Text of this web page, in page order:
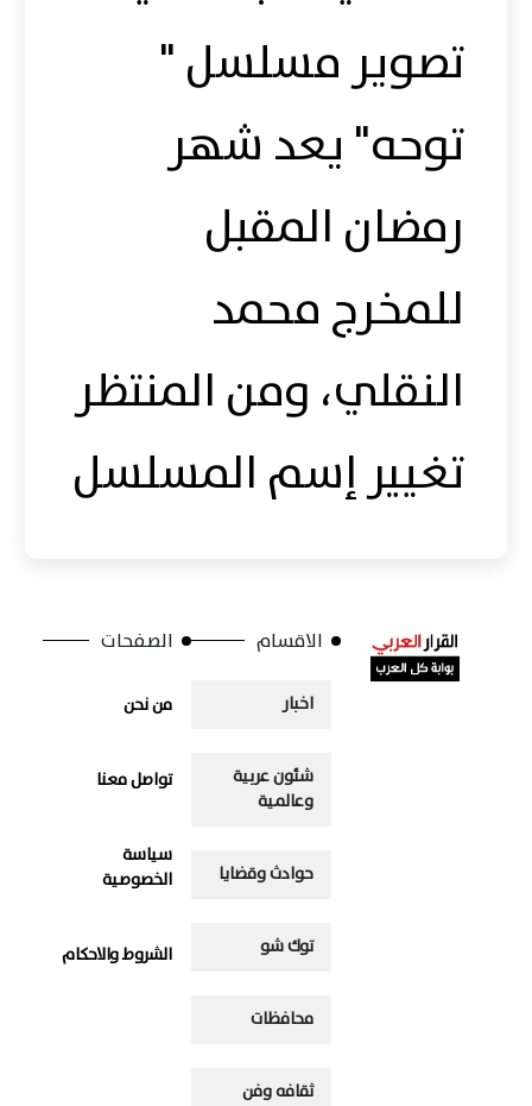
تصوير مسلسل "
توحه" يعد شهر
رمضان المقبل
للمخرج محمد
النقلي، ومن المنتظر
تغيير إسم المسلسل
الاقسام
اخبار
شئون عربية
وعالمية
حوادث وقضايا
توك شو
محافظات
ثقافه وفن
الصفحات
من نحن
تواصل معنا
سياسة
الخصوصية
الشروط والاحكام